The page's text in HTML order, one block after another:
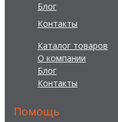
Блог
Контакты
Каталог товаров
О компании
Блог
Контакты
Помощь